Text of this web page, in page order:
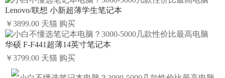
Lenovo/联想 小新超薄学生笔记本
￥3899.00 天猫 购买
华硕 F-F441超薄14英寸笔记本
￥3799.00 天猫 购买